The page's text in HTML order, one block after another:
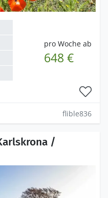
pro Woche ab
648 €
flible836
/